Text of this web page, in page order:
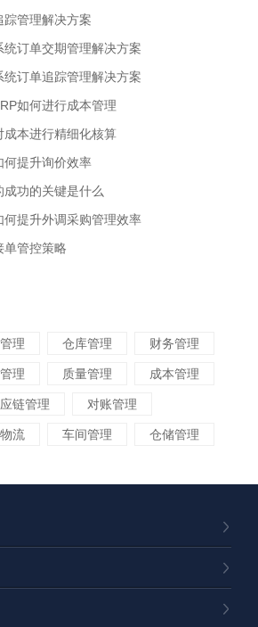
踪管理解决方案
统订单交期管理解决方案
统订单追踪管理解决方案
如何进行成本管理
成本进行精细化核算
何提升询价效率
功的关键是什么
何提升外调采购管理效率
单管控策略
理 仓库管理 财务管理
理 质量管理 成本管理
链管理 对账管理
流 车间管理 仓储管理